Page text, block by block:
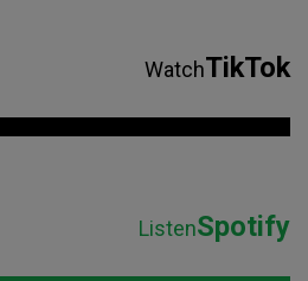
WatchTikTok
ListenSpotify